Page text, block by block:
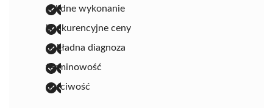
solidne wykonanie
konkurencyjne ceny
dokładna diagnoza
terminowość
uczciwość